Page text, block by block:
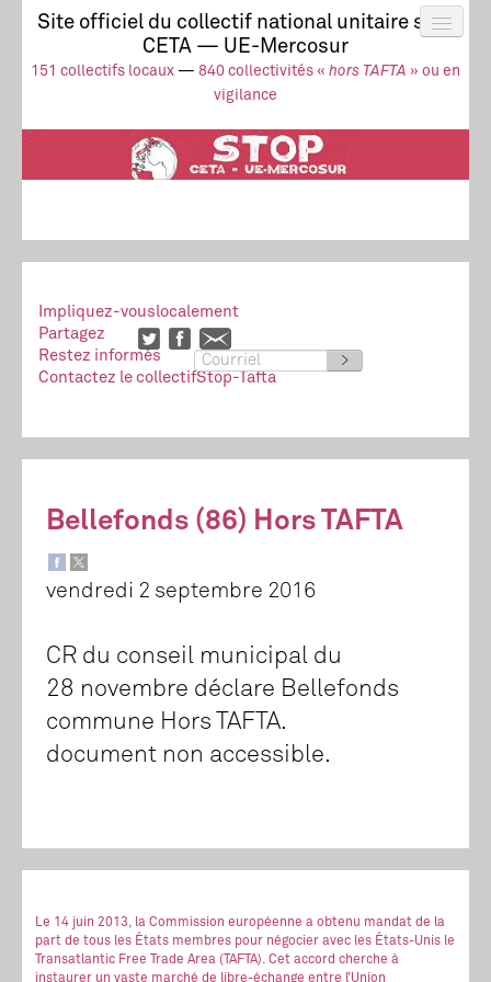
Site officiel du collectif national unitaire stop
CETA — UE-Mercosur
151 collectifs locaux — 840 collectivités « hors TAFTA » ou en
vigilance
Actus
UE-Mercosur
Stop à l’impunité !
TAFTA
CETA
Collectif
Impliquez-vouslocalement
Partagez
Restez informés
>
Contactez le collectifStop-Tafta
Bellefonds (86) Hors TAFTA
vendredi 2 septembre 2016
CR du conseil municipal du
28 novembre déclare Bellefonds
commune Hors TAFTA.
document non accessible.
Le 14 juin 2013, la Commission européenne a obtenu mandat de la
part de tous les États membres pour négocier avec les États-Unis le
Transatlantic Free Trade Area (TAFTA). Cet accord cherche à
instaurer un vaste marché de libre-échange entre l’Union